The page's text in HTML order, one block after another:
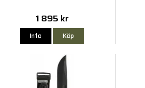
1 895 kr
Info Köp